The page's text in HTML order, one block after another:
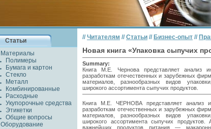
Статьи
Материалы
Полимеры
Бумага и картон
Стекло
Металл
Комбинированные
Расходные
Укупорочные средства
Этикетки
Общие вопросы
Оборудование
// Читателям // Статьи // Бизнес-опыт //
Новая книга «Упаковка сыпучих
Summary:
Книга М.Е. Чернова представляет анализ
разработкам отечественных и зарубежных
материалов, разнообразных видов
широкого ассортимента сыпучих продуктов.
Книга М.Е. ЧЕРНОВА представляет анализ
разработкам отечественных и зарубежных
материалов, разнообразных видов
широкого ассортимента сыпучих
важнейших продуктов питания —